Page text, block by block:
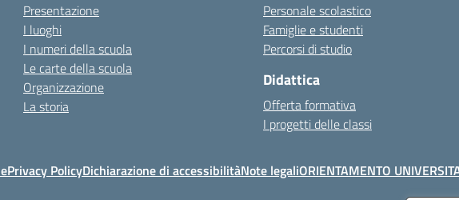
Presentazione
I luoghi
I numeri della scuola
Le carte della scuola
Organizzazione
La storia
Personale scolastico
Famiglie e studenti
Percorsi di studio
Didattica
Offerta formativa
I progetti delle classi
Privacy PolicyDichiarazione di accessibilitàNote legaliORIENTAMENTO